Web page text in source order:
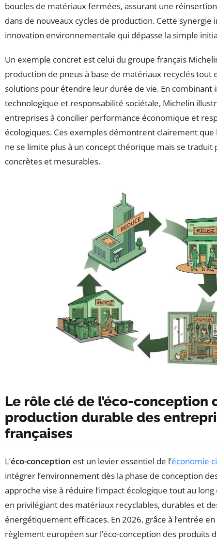
boucles de matériaux fermées, assurant une
dans de nouveaux cycles de production. Cette synergie
innovation environnementale qui dépasse la simple
Un exemple concret est celui du groupe français
production de pneus à base de matériaux recyclés tout
solutions pour étendre leur durée de vie. En combinant
technologique et responsabilité sociétale, Michelin
entreprises à concilier performance économique et
écologiques. Ces exemples démontrent clairement que
ne se limite plus à un concept théorique mais se traduit
concrètes et mesurables.
Le rôle clé de l’éco-conception
production durable des
françaises
L’éco-conception est un levier essentiel de l’économie
intégrer l’environnement dès la phase de conception
approche vise à réduire l’impact écologique tout au
en privilégiant des matériaux recyclables, durables et
énergétiquement efficaces. En 2026, grâce à l’entrée
règlement européen sur l’éco-conception des produits